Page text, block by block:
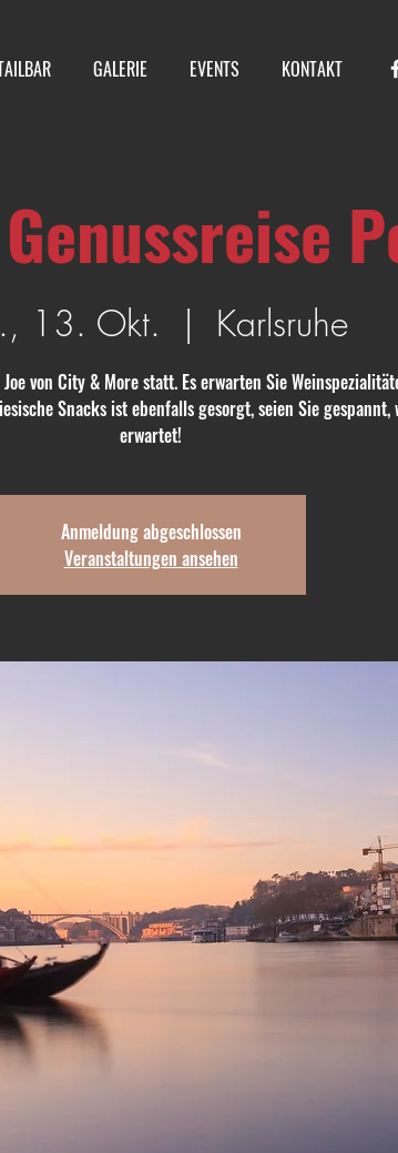
GALERIE EVENTS KONTAKT
13. Okt.
  |
Karlsruhe
von City & More statt. Es erwarten Sie
Snacks ist ebenfalls gesorgt, seien Sie gespannt,
erwartet!
Anmeldung abgeschlossen
Veranstaltungen ansehen